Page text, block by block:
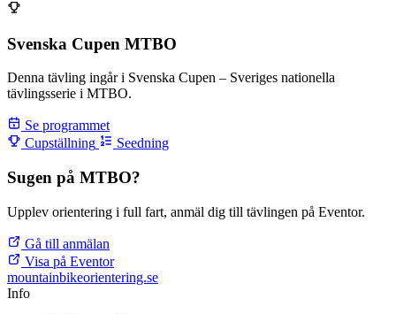
Svenska Cupen MTBO
Denna tävling ingår i Svenska Cupen – Sveriges nationella
tävlingsserie i MTBO.
Se programmet
Cupställning
Seedning
Sugen på MTBO?
Upplev orientering i full fart, anmäl dig till tävlingen på Eventor.
Gå till anmälan
Visa på Eventor
mountainbikeorientering.se
Info